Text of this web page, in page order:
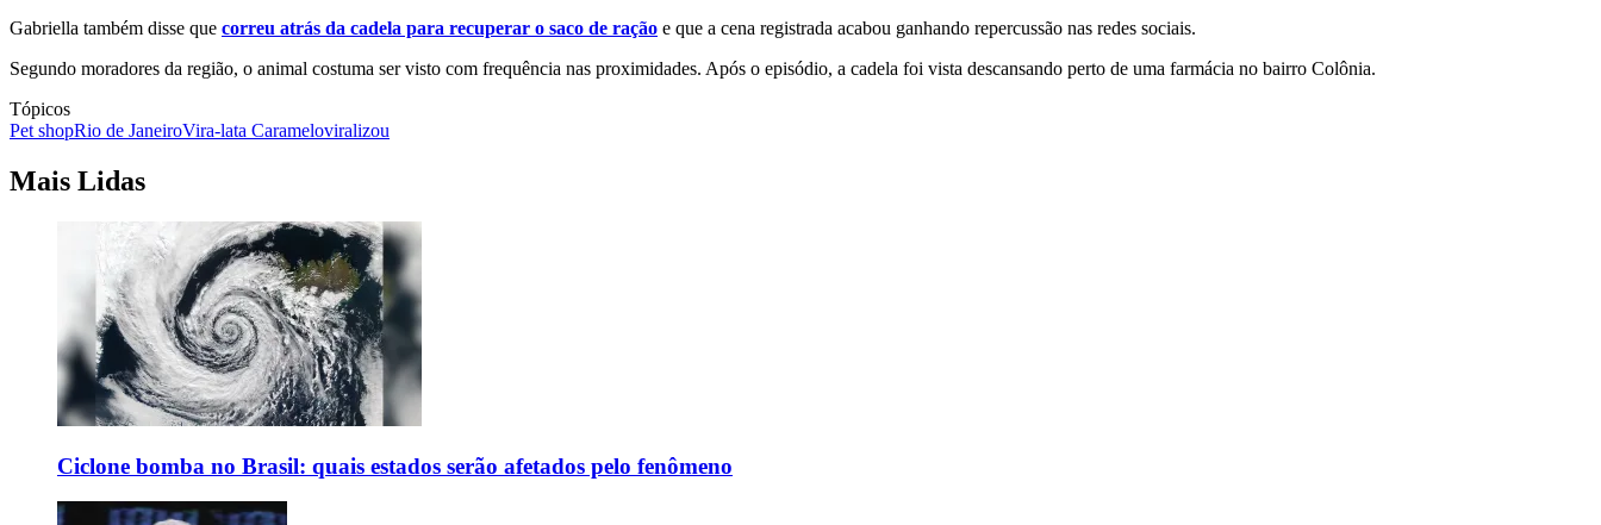
Gabriella também disse que correu atrás da cadela para recuperar o saco de ração e que a cena registrada acabou ganhando repercussão nas redes sociais.
Segundo moradores da região, o animal costuma ser visto com frequência nas proximidades. Após o episódio, a cadela foi vista descansando perto de uma farmácia no bairro Colônia.
Tópicos
Pet shopRio de JaneiroVira-lata Carameloviralizou
Mais Lidas
Ciclone bomba no Brasil: quais estados serão afetados pelo fenômeno